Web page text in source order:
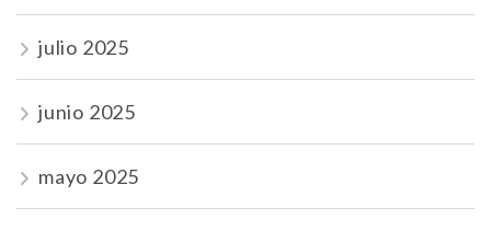
julio 2025
junio 2025
mayo 2025